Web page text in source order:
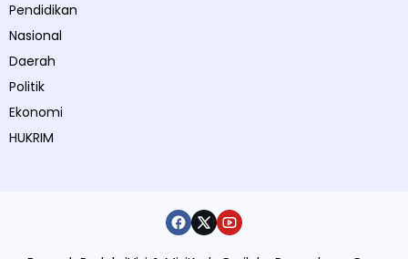
Pendidikan
Nasional
Daerah
Politik
Ekonomi
HUKRIM